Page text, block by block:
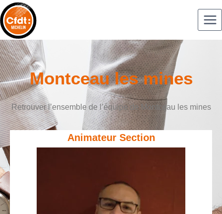
Montceau les mines
Retrouver l’ensemble de l’équipe de Montceau les mines
:
Animateur Section